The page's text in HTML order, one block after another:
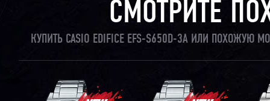
СМОТРИТЕ
КУПИТЬ CASIO EDIFICE EFS-S650D-3A ИЛИ ПОХОЖУЮ